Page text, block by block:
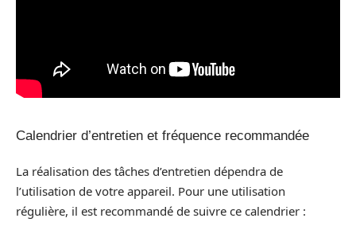
Calendrier d’entretien et fréquence recommandée
La réalisation des tâches d’entretien dépendra de
l’utilisation de votre appareil. Pour une utilisation
régulière, il est recommandé de suivre ce calendrier :